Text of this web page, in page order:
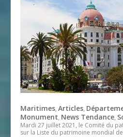
Maritimes,Articles,
Monument, News Tendance,
Mardi 27 juillet 2021, le Comité du
sur la Liste du patrimoine mondial de